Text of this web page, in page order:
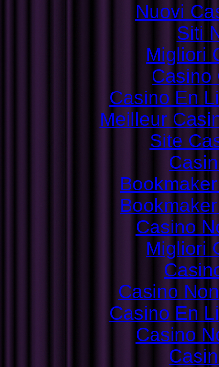
Nuovi
Siti
Migliori
Casino
Casino En
Meilleur
Site
Casino
Migliori
Casino
Casino En
Casino